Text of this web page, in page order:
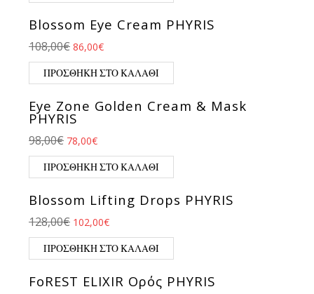
Blossom Eye Cream PHYRIS
108,00€ Original price was: 108,00€.
86,00€Η τρέχουσα τιμή είναι: 86,00€.
ΠΡΟΣΘΉΚΗ ΣΤΟ ΚΑΛΆΘΙ
Eye Zone Golden Cream & Mask
PHYRIS
98,00€ Original price was: 98,00€.
78,00€Η τρέχουσα τιμή είναι: 78,00€.
ΠΡΟΣΘΉΚΗ ΣΤΟ ΚΑΛΆΘΙ
Blossom Lifting Drops PHYRIS
128,00€ Original price was: 128,00€.
102,00€Η τρέχουσα τιμή είναι: 102,00€.
ΠΡΟΣΘΉΚΗ ΣΤΟ ΚΑΛΆΘΙ
FoREST ELIXIR Ορός PHYRIS